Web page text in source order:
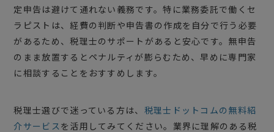
定申告は避けて通れない義務です。特に業務委託で働くセ
ラピストは、経費の判断や申告書の作成を自分で行う必要
があるため、税理士のサポートがあると安心です。無申告
のまま放置するとペナルティが膨らむため、早めに専門家
に相談することをおすすめします。
税理士選びで迷っている方は、 税理士ドットコムの無料紹
介サービス を活用してみてください。業界に理解のある税